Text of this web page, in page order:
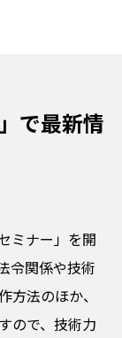
で最新情
ミナー」を開
令関係や技術
法のほか、
ので、技術力